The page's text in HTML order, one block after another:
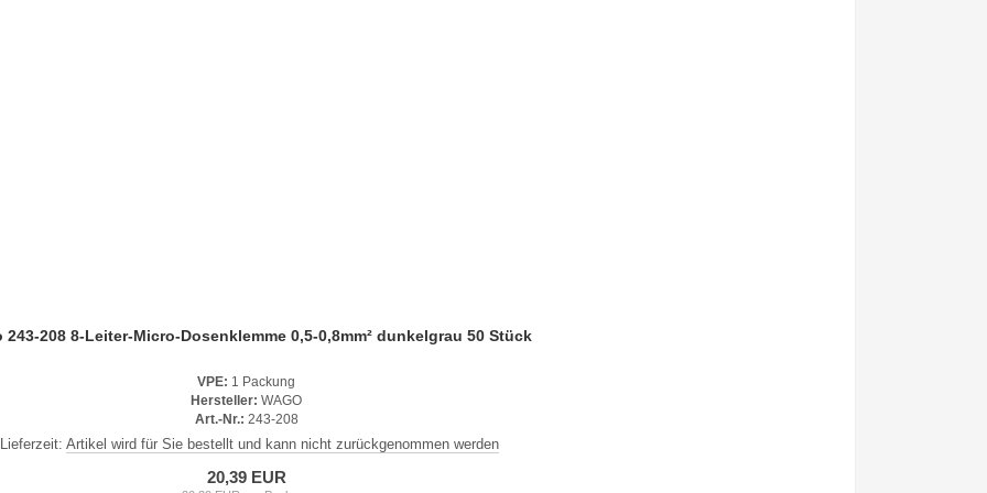
243-208 8-Leiter-Micro-Dosenklemme 0,5-0,8mm² dunkelgrau 50 Stück
VPE: 1 Packung
Hersteller: WAGO
Art.-Nr.: 243-208
Lieferzeit: Artikel wird für Sie bestellt und kann nicht zurückgenommen werden
20,39 EUR